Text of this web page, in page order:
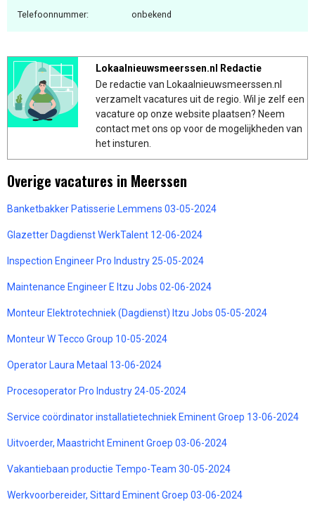
Telefoonnummer: onbekend
Lokaalnieuwsmeerssen.nl Redactie
De redactie van Lokaalnieuwsmeerssen.nl
verzamelt vacatures uit de regio. Wil je zelf een
vacature op onze website plaatsen? Neem
contact met ons op voor de mogelijkheden van
het insturen.
Overige vacatures in Meerssen
Banketbakker Patisserie Lemmens 03-05-2024
Glazetter Dagdienst WerkTalent 12-06-2024
Inspection Engineer Pro Industry 25-05-2024
Maintenance Engineer E Itzu Jobs 02-06-2024
Monteur Elektrotechniek (Dagdienst) Itzu Jobs 05-05-2024
Monteur W Tecco Group 10-05-2024
Operator Laura Metaal 13-06-2024
Procesoperator Pro Industry 24-05-2024
Service coördinator installatietechniek Eminent Groep 13-06-2024
Uitvoerder, Maastricht Eminent Groep 03-06-2024
Vakantiebaan productie Tempo-Team 30-05-2024
Werkvoorbereider, Sittard Eminent Groep 03-06-2024